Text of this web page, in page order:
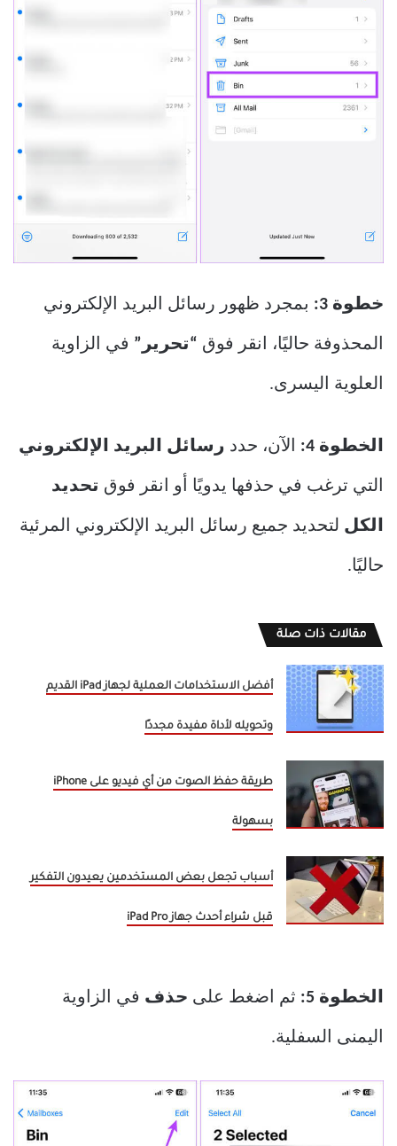
خطوة 3: بمجرد ظهور رسائل البريد الإلكتروني
المحذوفة حاليًا، انقر فوق “تحرير” في الزاوية
العلوية اليسرى.
الخطوة 4: الآن، حدد رسائل البريد الإلكتروني
التي ترغب في حذفها يدويًا أو انقر فوق تحديد
الكل لتحديد جميع رسائل البريد الإلكتروني المرئية
حاليًا.
مقالات ذات صلة
أفضل الاستخدامات العملية لجهاز iPad القديم
وتحويله لأداة مفيدة مجددًا
طريقة حفظ الصوت من أي فيديو على iPhone
بسهولة
أسباب تجعل بعض المستخدمين يعيدون التفكير
قبل شراء أحدث جهاز iPad Pro
الخطوة 5: ثم اضغط على حذف في الزاوية
اليمنى السفلية.